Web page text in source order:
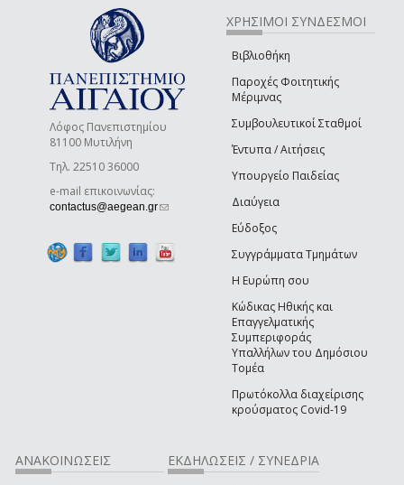
Λόφος Πανεπιστημίου
81100 Μυτιλήνη
Τηλ. 22510 36000
e-mail επικοινωνίας:
contactus@aegean.gr(link sends e-mail)
ΧΡΗΣΙΜΟΙ ΣΥΝΔΕΣΜΟΙ
Βιβλιοθήκη
Παροχές Φοιτητικής
Μέριμνας
Συμβουλευτικοί Σταθμοί
Έντυπα / Αιτήσεις
Υπουργείο Παιδείας
Διαύγεια
Εύδοξος
Συγγράμματα Τμημάτων
Η Ευρώπη σου
Κώδικας Ηθικής και
Επαγγελματικής
Συμπεριφοράς
Υπαλλήλων του Δημόσιου
Τομέα
Πρωτόκολλα διαχείρισης
κρούσματος Covid-19
ΑΝΑΚΟΙΝΩΣΕΙΣ ΕΚΔΗΛΩΣΕΙΣ / ΣΥΝΕΔΡΙΑ